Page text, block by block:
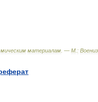
материалам . — М :